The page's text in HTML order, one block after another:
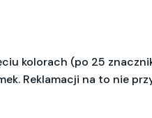
kolorach (po 25
Reklamacji na to nie